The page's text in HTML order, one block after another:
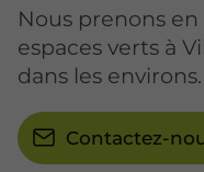
Nous prenons
espaces verts à
dans les environs.
Contactez-